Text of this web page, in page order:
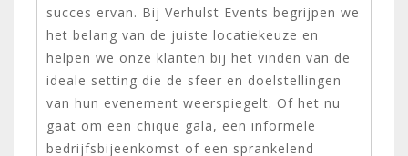
succes ervan. Bij Verhulst Events begrijpen we
het belang van de juiste locatiekeuze en
helpen we onze klanten bij het vinden van de
ideale setting die de sfeer en doelstellingen
van hun evenement weerspiegelt. Of het nu
gaat om een chique gala, een informele
bedrijfsbijeenkomst of een sprankelend